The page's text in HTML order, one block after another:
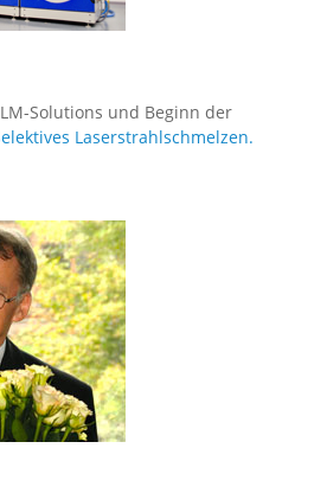
Solutions und Beginn der
Laserstrahlschmelzen.